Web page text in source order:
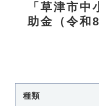
「草津市
助金（令和
種類